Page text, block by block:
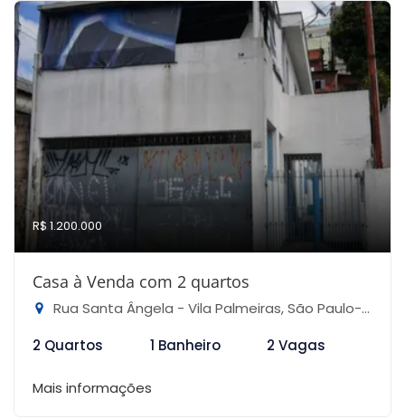
R$ 1.200.000
Casa à Venda com 2 quartos
Rua Santa Ângela - Vila Palmeiras, São Paulo-SP
2 Quartos
1 Banheiro 2 Vagas
Mais informações